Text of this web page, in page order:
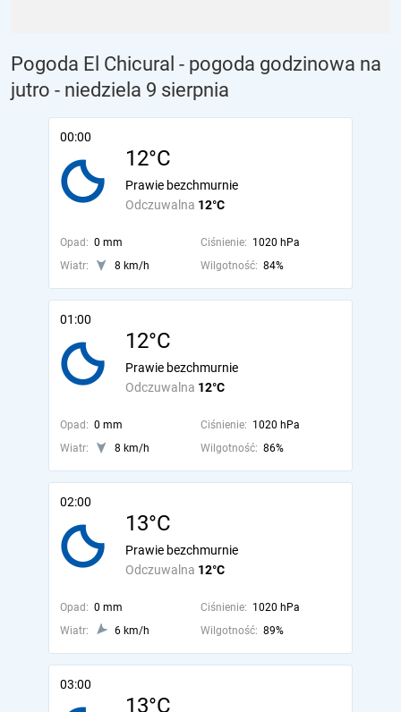
Pogoda El Chicural - pogoda godzinowa na
jutro - niedziela 9 sierpnia
00:00
12°C
Odczuwalna 12°C
Prawie bezchmurnie
Opad: 0 mm Ciśnienie: 1020 hPa
Wiatr:
8 km/h Wilgotność: 84%
01:00
12°C
Odczuwalna 12°C
Prawie bezchmurnie
Opad: 0 mm Ciśnienie: 1020 hPa
Wiatr:
8 km/h Wilgotność: 86%
02:00
13°C
Odczuwalna 12°C
Prawie bezchmurnie
Opad: 0 mm Ciśnienie: 1020 hPa
Wiatr:
6 km/h Wilgotność: 89%
03:00
13°C